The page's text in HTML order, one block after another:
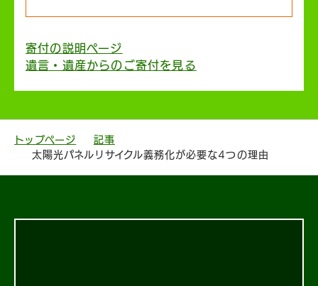
寄付の説明ページ
遺言・遺産からのご寄付を見る
トップページ
記事
太陽光パネルリサイクル義務化が必要な4つの理由